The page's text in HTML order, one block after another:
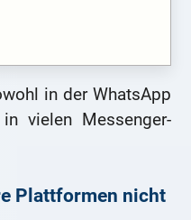
in der WhatsApp
vielen Messenger-
Plattformen nicht